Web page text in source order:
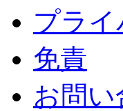
プラ
免責
お問